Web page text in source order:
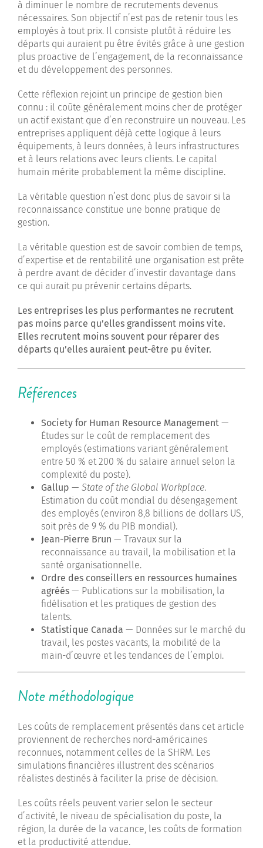
à diminuer le nombre de recrutements devenus
nécessaires. Son objectif n’est pas de retenir tous les
employés à tout prix. Il consiste plutôt à réduire les
départs qui auraient pu être évités grâce à une gestion
plus proactive de l’engagement, de la reconnaissance
et du développement des personnes.
Cette réflexion rejoint un principe de gestion bien
connu : il coûte généralement moins cher de protéger
un actif existant que d’en reconstruire un nouveau. Les
entreprises appliquent déjà cette logique à leurs
équipements, à leurs données, à leurs infrastructures
et à leurs relations avec leurs clients. Le capital
humain mérite probablement la même discipline.
La véritable question n’est donc plus de savoir si la
reconnaissance constitue une bonne pratique de
gestion.
La véritable question est de savoir combien de temps,
d’expertise et de rentabilité une organisation est prête
à perdre avant de décider d’investir davantage dans
ce qui aurait pu prévenir certains départs.
Les entreprises les plus performantes ne recrutent
pas moins parce qu’elles grandissent moins vite.
Elles recrutent moins souvent pour réparer des
départs qu’elles auraient peut-être pu éviter.
Références
Society for Human Resource Management—
Études sur le coût de remplacement des
employés (estimations variant généralement
entre 50 % et 200 % du salaire annuel selon la
complexité du poste).
Gallup — State of the Global Workplace.
Estimation du coût mondial du désengagement
des employés (environ 8,8 billions de dollars US,
soit près de 9 % du PIB mondial).
Jean-Pierre Brun — Travaux sur la
reconnaissance au travail, la mobilisation et la
santé organisationnelle.
Ordre des conseillers en ressources humaines
agréés — Publications sur la mobilisation, la
fidélisation et les pratiques de gestion des
talents.
Statistique Canada — Données sur le marché du
travail, les postes vacants, la mobilité de la
main-d’œuvre et les tendances de l’emploi.
Note méthodologique
Les coûts de remplacement présentés dans cet article
proviennent de recherches nord-américaines
reconnues, notamment celles de la SHRM. Les
simulations financières illustrent des scénarios
réalistes destinés à faciliter la prise de décision.
Les coûts réels peuvent varier selon le secteur
d’activité, le niveau de spécialisation du poste, la
région, la durée de la vacance, les coûts de formation
et la productivité attendue.